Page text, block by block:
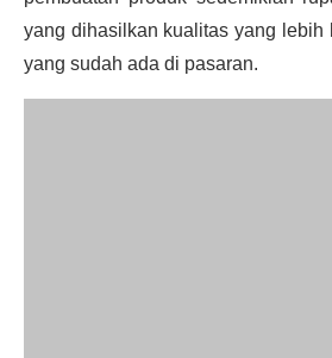
yang dihasilkan kualitas yang lebih
yang sudah ada di pasaran.